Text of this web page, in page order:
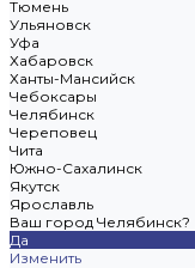
Тюмень
Ульяновск
Уфа
Хабаровск
Ханты-Мансийск
Чебоксары
Челябинск
Череповец
Чита
Южно-Сахалинск
Якутск
Ярославль
Ваш город Челябинск?
Да
Изменить